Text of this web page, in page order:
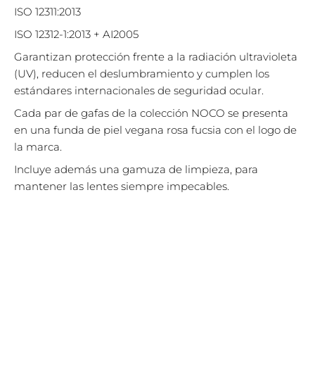
ISO 12311:2013
ISO 12312-1:2013 + AI2005
Garantizan protección frente a la radiación ultravioleta
(UV), reducen el deslumbramiento y cumplen los
estándares internacionales de seguridad ocular.
Cada par de gafas de la colección NOCO se presenta
en una funda de piel vegana rosa fucsia con el logo de
la marca.
Incluye además una gamuza de limpieza, para
mantener las lentes siempre impecables.